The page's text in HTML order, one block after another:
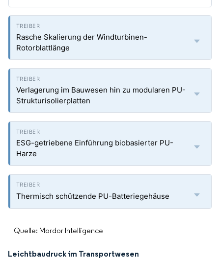
Rasche Skalierung der Windturbinen-
Rotorblattlänge
Verlagerung im Bauwesen hin zu modularen PU-
Strukturisolierplatten
ESG-getriebene Einführung biobasierter PU-
Harze
Thermisch schützende PU-Batteriegehäuse
Quelle: Mordor Intelligence
Leichtbaudruck im Transportwesen